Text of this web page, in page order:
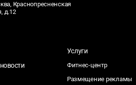
Краснопресненская
д.12
Услуги
Фитнес-центр
Размещение рекламы